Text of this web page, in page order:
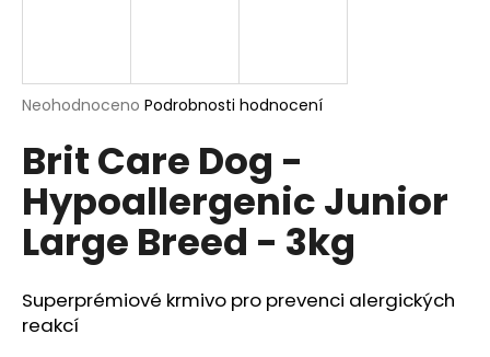
Průměrné
produktu
je
0,0
5
hvězdiček.
Neohodnoceno Podrobnosti hodnocení
Brit Care Dog -
Hypoallergenic Junior
Large Breed - 3kg
Superprémiové krmivo pro prevenci alergických
reakcí
í
t
?
HLEDAT